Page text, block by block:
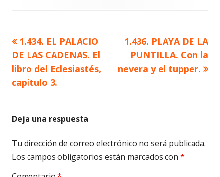
Navegación
de
entradas
Artículo
anterior
1.434. EL PALACIO
DE LAS CADENAS. El
libro del Eclesiastés,
capítulo 3.
Artículo
siguiente
1.436. PLAYA DE LA
PUNTILLA. Con la
nevera y el tupper.
Deja una respuesta
Tu dirección de correo electrónico no será publicada.
Los campos obligatorios están marcados con *